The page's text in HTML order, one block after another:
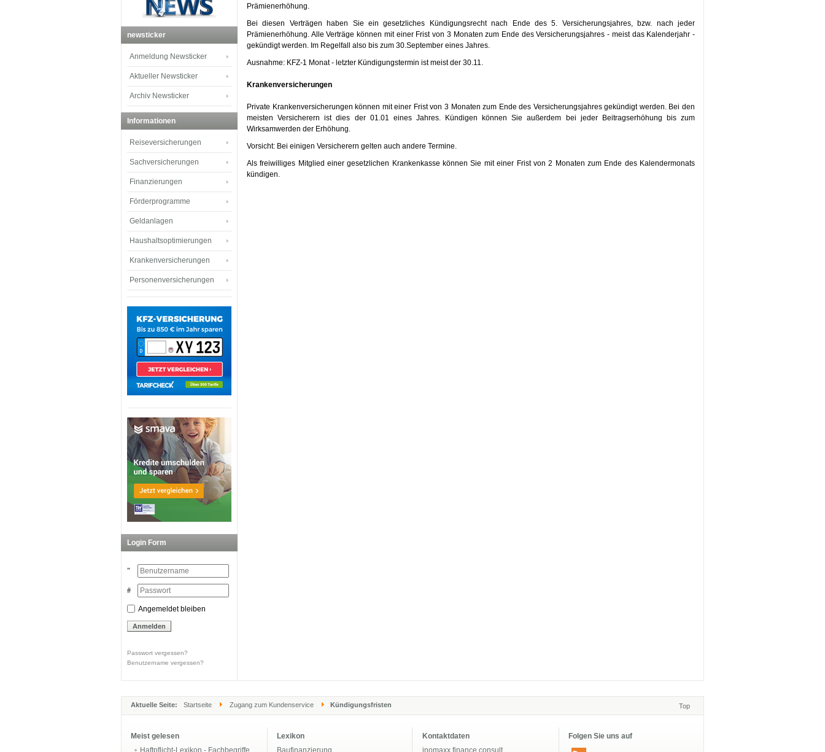
Prämienerhöhung.
Bei diesen Verträgen haben Sie ein gesetzliches Kündigungsrecht nach Ende des 5. Versicherungsjahres, bzw. nach jeder
Prämienerhöhung. Alle Verträge können mit einer Frist von 3 Monaten zum Ende des Versicherungsjahres - meist das Kalenderjahr -
gekündigt werden. Im Regelfall also bis zum 30.September eines Jahres.
Ausnahme: KFZ-1 Monat - letzter Kündigungstermin ist meist der 30.11.
Krankenversicherungen
Private Krankenversicherungen können mit einer Frist von 3 Monaten zum Ende des Versicherungsjahres gekündigt werden. Bei den
meisten Versicherern ist dies der 01.01 eines Jahres. Kündigen können Sie außerdem bei jeder Beitragserhöhung bis zum
Wirksamwerden der Erhöhung.
Vorsicht: Bei einigen Versicherern gelten auch andere Termine.
Als freiwilliges Mitglied einer gesetzlichen Krankenkasse können Sie mit einer Frist von 2 Monaten zum Ende des Kalendermonats
kündigen.
newsticker
Anmeldung Newsticker
Aktueller Newsticker
Archiv Newsticker
Informationen
Reiseversicherungen
Sachversicherungen
Finanzierungen
Förderprogramme
Geldanlagen
Haushaltsoptimierungen
Krankenversicherungen
Personenversicherungen
Login Form
Angemeldet bleiben
Passwort vergessen?
Benutzername vergessen?
Aktuelle Seite: Startseite Zugang zum Kundenservice Kündigungsfristen Top
Meist gelesen
Haftpflicht-Lexikon - Fachbegriffe
Lexikon
Baufinanzierung
Kontaktdaten
inomaxx finance consult
Folgen Sie uns auf